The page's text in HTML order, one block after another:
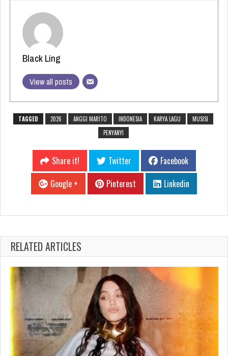
Black Ling
View all posts
TAGGED 2026 ANGGI MARITO INDONESIA KARYA LAGU
MUSISI
PENYANYI
Share it! Twitter
Facebook
Google +
Pinterest Linkedin
RELATED ARTICLES